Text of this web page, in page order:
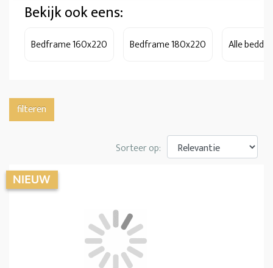
Bekijk ook eens:
Bedframe 160x220 Bedframe 180x220 Alle bedden
filteren
Sorteer op: